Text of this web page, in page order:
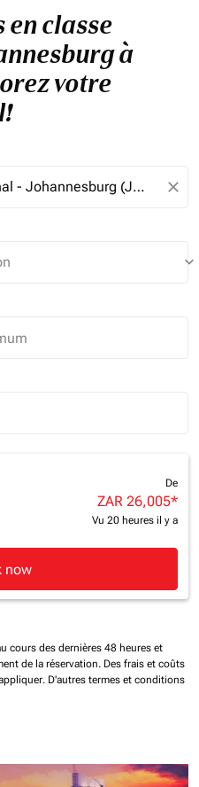
en classe
à
votre
close
keyboard_arrow_down
Selected
De
ZAR 26,005*
Vu 20 heures il y a
now
cours des dernières 48 heures et
de la réservation. Des frais et coûts
D'autres termes et conditions